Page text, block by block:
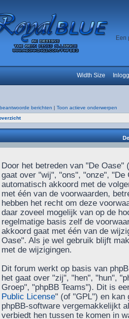
Een
Width Size
berichten | Toon actieve onderwerpen
Door het betreden van "De
gaat over "wij", "ons", "onze", "De
automatisch akkoord met de
met één van de voorwaarden,
hebben het recht om deze
daar zoveel mogelijk van op de
regelmatige basis zelf de
akkoord gaat met één van de
Oase". Als je wel gebruik blijft
met de wijzigingen.
Dit forum werkt op basis van
het gaat over "zij", "hen", "hun",
Groep", "phpBB Teams"). Dit is
Public License" (of "GPL") en kan
phpBB-software vergemakkelijkt
verbiedt hen tussen te komen in